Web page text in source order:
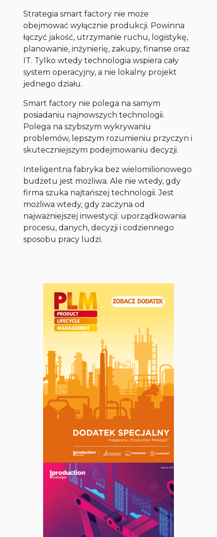
Strategia smart factory nie może
obejmować wyłącznie produkcji. Powinna
łączyć jakość, utrzymanie ruchu, logistykę,
planowanie, inżynierię, zakupy, finanse oraz
IT. Tylko wtedy technologia wspiera cały
system operacyjny, a nie lokalny projekt
jednego działu.
Smart factory nie polega na samym
posiadaniu najnowszych technologii.
Polega na szybszym wykrywaniu
problemów, lepszym rozumieniu przyczyn i
skuteczniejszym podejmowaniu decyzji.
Inteligentna fabryka bez wielomilionowego
budżetu jest możliwa. Ale nie wtedy, gdy
firma szuka najtańszej technologii. Jest
możliwa wtedy, gdy zaczyna od
najważniejszej inwestycji: uporządkowania
procesu, danych, decyzji i codziennego
sposobu pracy ludzi.